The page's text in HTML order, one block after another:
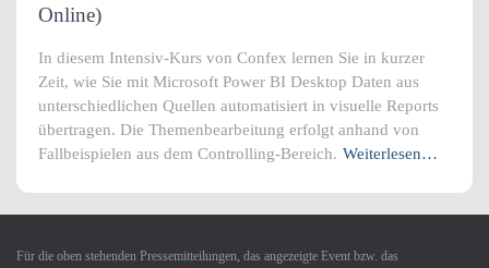
Online)
In diesem Intensiv-Kurs von Confex lernen Sie in kurzer
Zeit, wie Sie mit Microsoft Power BI Desktop Daten aus
unterschiedlichen Quellen automatisiert in visuelle Reports
übertragen. Die Themenbearbeitung erfolgt anhand von
Fallbeispielen aus dem Controlling-Bereich. Weiterlesen…
Für die oben stehenden Pressemitteilungen, das angezeigte Event bzw. das